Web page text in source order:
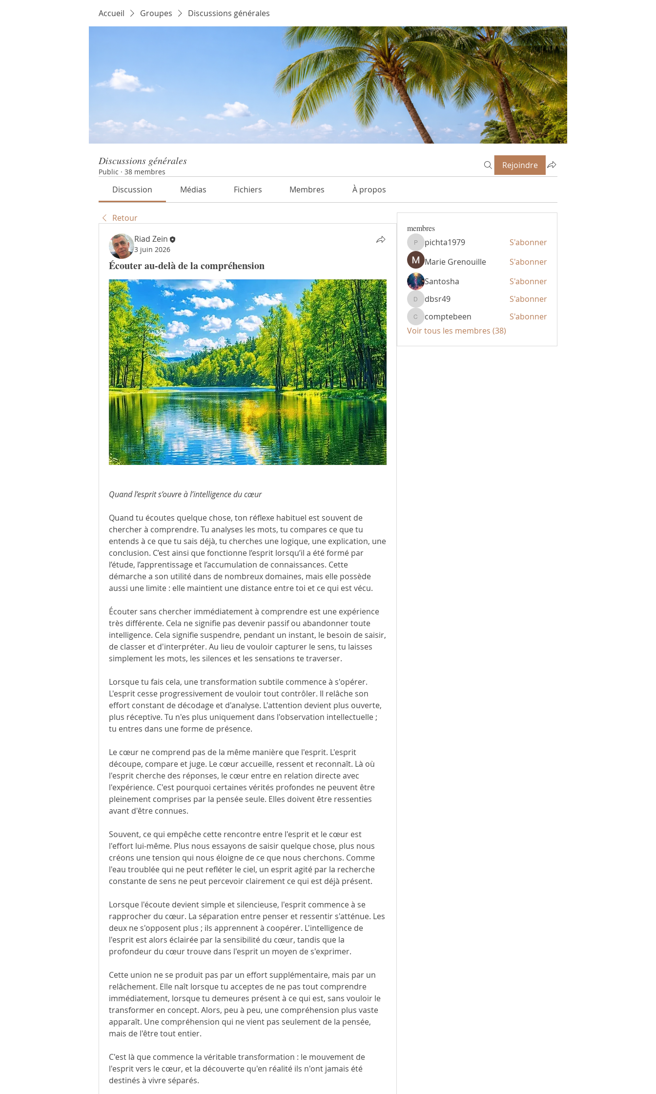
Accueil Groupes Discussions générales
Discussions générales
Public · 38 membres
Rejoindre
Discussion Médias Fichiers Membres À propos
Retour
Riad Zein
3 juin 2026
Écouter au-delà de la compréhension
Quand l’esprit s’ouvre à l’intelligence du cœur
Quand tu écoutes quelque chose, ton réflexe habituel est souvent de
chercher à comprendre. Tu analyses les mots, tu compares ce que tu
entends à ce que tu sais déjà, tu cherches une logique, une explication, une
conclusion. C’est ainsi que fonctionne l’esprit lorsqu’il a été formé par
l’étude, l’apprentissage et l’accumulation de connaissances. Cette
démarche a son utilité dans de nombreux domaines, mais elle possède
aussi une limite : elle maintient une distance entre toi et ce qui est vécu.
Écouter sans chercher immédiatement à comprendre est une expérience
très différente. Cela ne signifie pas devenir passif ou abandonner toute
intelligence. Cela signifie suspendre, pendant un instant, le besoin de saisir,
de classer et d'interpréter. Au lieu de vouloir capturer le sens, tu laisses
simplement les mots, les silences et les sensations te traverser.
Lorsque tu fais cela, une transformation subtile commence à s'opérer.
L'esprit cesse progressivement de vouloir tout contrôler. Il relâche son
effort constant de décodage et d'analyse. L'attention devient plus ouverte,
plus réceptive. Tu n'es plus uniquement dans l'observation intellectuelle ;
tu entres dans une forme de présence.
Le cœur ne comprend pas de la même manière que l'esprit. L'esprit
découpe, compare et juge. Le cœur accueille, ressent et reconnaît. Là où
l'esprit cherche des réponses, le cœur entre en relation directe avec
l'expérience. C'est pourquoi certaines vérités profondes ne peuvent être
pleinement comprises par la pensée seule. Elles doivent être ressenties
avant d'être connues.
Souvent, ce qui empêche cette rencontre entre l'esprit et le cœur est
l'effort lui-même. Plus nous essayons de saisir quelque chose, plus nous
créons une tension qui nous éloigne de ce que nous cherchons. Comme
l'eau troublée qui ne peut refléter le ciel, un esprit agité par la recherche
constante de sens ne peut percevoir clairement ce qui est déjà présent.
Lorsque l'écoute devient simple et silencieuse, l'esprit commence à se
rapprocher du cœur. La séparation entre penser et ressentir s'atténue. Les
deux ne s'opposent plus ; ils apprennent à coopérer. L'intelligence de
l'esprit est alors éclairée par la sensibilité du cœur, tandis que la
profondeur du cœur trouve dans l'esprit un moyen de s'exprimer.
Cette union ne se produit pas par un effort supplémentaire, mais par un
relâchement. Elle naît lorsque tu acceptes de ne pas tout comprendre
immédiatement, lorsque tu demeures présent à ce qui est, sans vouloir le
transformer en concept. Alors, peu à peu, une compréhension plus vaste
apparaît. Une compréhension qui ne vient pas seulement de la pensée,
mais de l'être tout entier.
C'est là que commence la véritable transformation : le mouvement de
l'esprit vers le cœur, et la découverte qu'en réalité ils n'ont jamais été
destinés à vivre séparés.
membres
pichta1979
pichta1979
S'abonner
Marie Grenouille
S'abonner
Santosha
S'abonner
dbsr49dbsr49 S'abonner
comptebeen
comptebeen
S'abonner
Voir tous les membres (38)